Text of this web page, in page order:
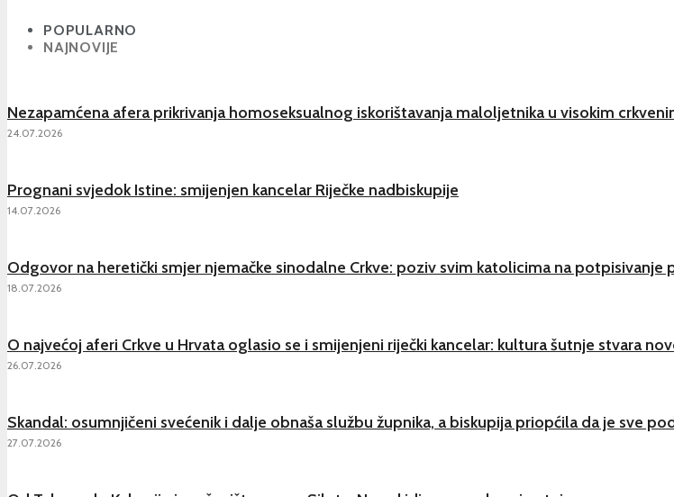
POPULARNO
NAJNOVIJE
Nezapamćena afera prikrivanja homoseksualnog iskorištavanja maloljetnika u visokim
24.07.2026
Prognani svjedok Istine: smijenjen kancelar Riječke nadbiskupije
14.07.2026
Odgovor na heretički smjer njemačke sinodalne Crkve: poziv svim katolicima na potpisivanje
18.07.2026
O najvećoj aferi Crkve u Hrvata oglasio se i smijenjeni riječki kancelar: kultura šutnje stvara
26.07.2026
Skandal: osumnjičeni svećenik i dalje obnaša službu župnika, a biskupija priopćila da je sve
27.07.2026